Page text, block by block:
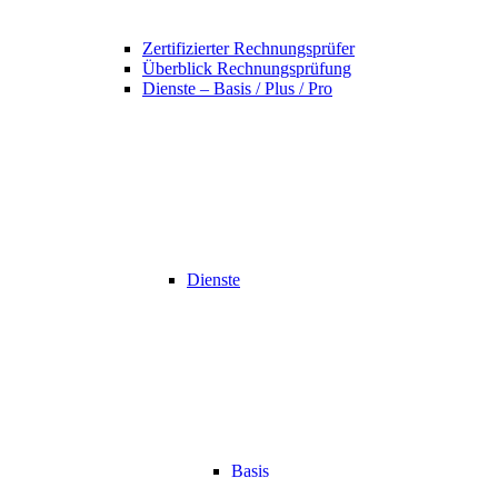
Zertifizierter Rechnungsprüfer
Überblick Rechnungsprüfung
Dienste – Basis / Plus / Pro
Dienste
Basis